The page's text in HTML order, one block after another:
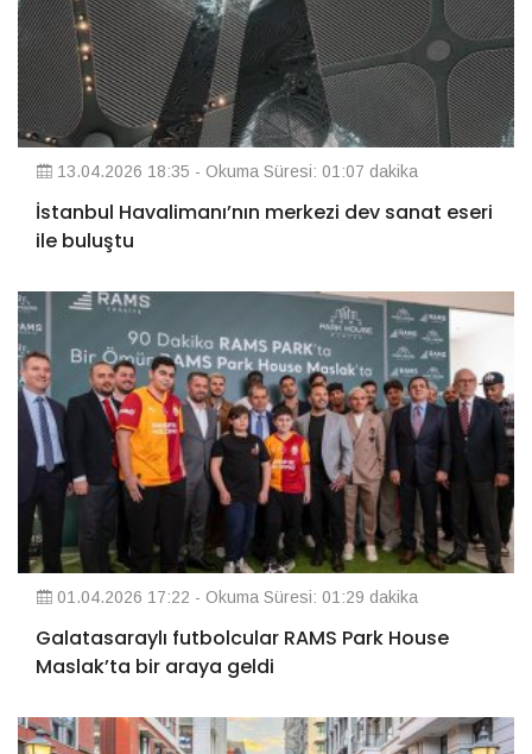
13.04.2026 18:35 - Okuma Süresi: 01:07 dakika
İstanbul Havalimanı’nın merkezi dev sanat eseri
ile buluştu
01.04.2026 17:22 - Okuma Süresi: 01:29 dakika
Galatasaraylı futbolcular RAMS Park House
Maslak’ta bir araya geldi